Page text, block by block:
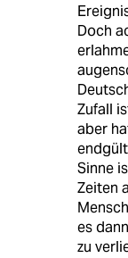
Doch
Zufall
aber
Sinne
Zeiten
es
zu